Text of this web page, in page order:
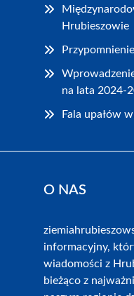
Hrubieszowie
na lata 2024-
Fala upałów
O NAS
informacyjny,
wiadomości z
bieżąco z